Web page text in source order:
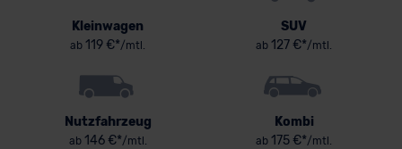
Kleinwagen
ab 119 €*/mtl.
SUV
ab 127 €*/mtl.
Nutzfahrzeug
ab146 €*/mtl.
Kombi
ab 175 €*/mtl.